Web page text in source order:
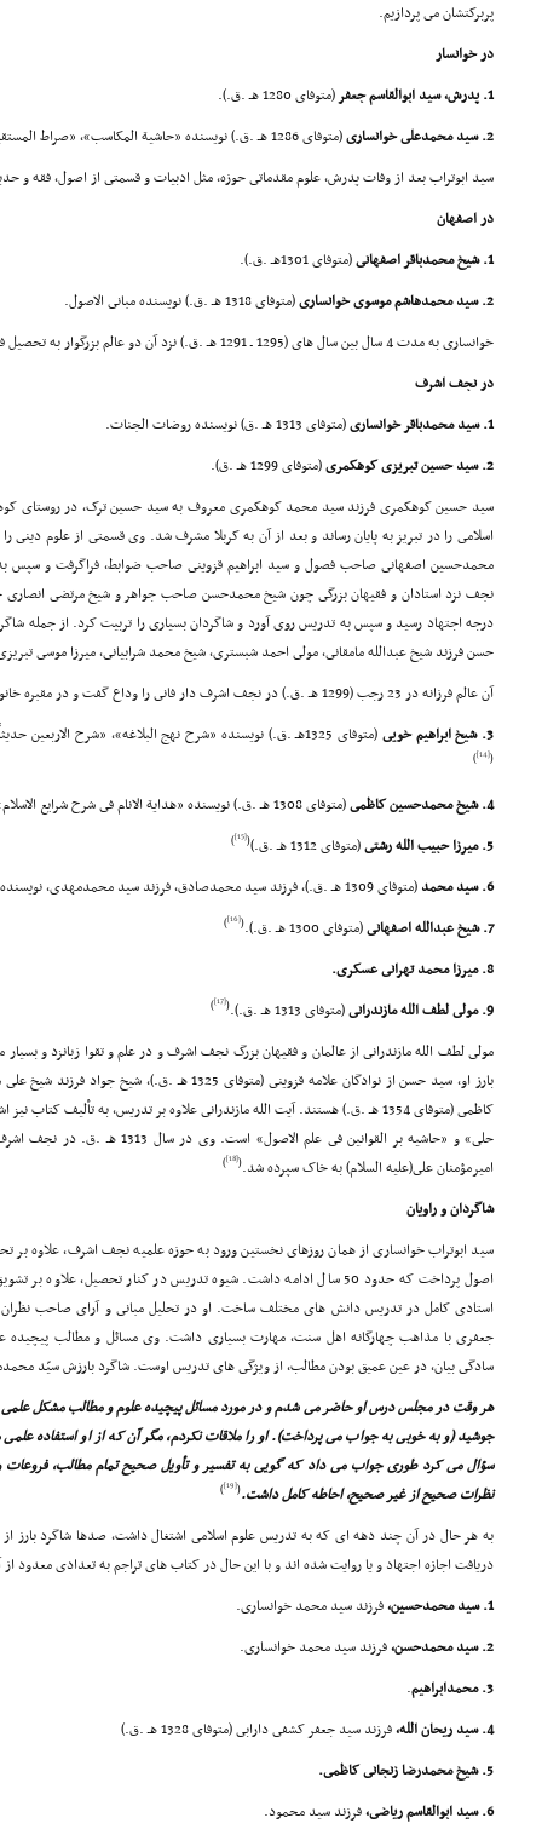
پربرکتشان مى پردازیم.
در خوانسار
1. پدرش، سید ابوالقاسم جعفر
(متوفاى 1280 هـ .ق.).
2. سید محمدعلى خوانسارى
(متوفاى 1286 هـ .ق.) نویسنده «حاشیة المکاسب»، «صراط المستقیم فى اصول الفقه و اصول آل ابراهیم».
سید ابوتراب بعد از وفات پدرش، علوم مقدماتى حوزه، مثل ادبیات و قسمتى از اصول، فقه و
در اصفهان
1. شیخ محمدباقر اصفهانى
(متوفاى 1301هـ .ق.).
2. سید محمدهاشم موسوى خوانسارى
(متوفاى 1318 هـ .ق.) نویسنده مبانى الاصول.
خوانسارى به مدت 4 سال بین سال هاى (1295 ـ 1291 هـ .ق.) نزد آن دو عالم بزرگوار به تحصیل فقه و اصول پرداخت.
در نجف اشرف
1. سید محمدباقر خوانسارى
(متوفاى 1313 هـ .ق) نویسنده روضات الجنات.
2. سید حسین تبریزى کوهکمرى
(متوفاى 1299 هـ .ق).
سید حسین کوهکمرى فرزند سید محمد کوهکمرى معروف به سید حسین ترک، در روستاى
اسلامى را در تبریز به پایان رساند و بعد از آن به کربلا مشرف شد. وى قسمتى از علوم دینى
محمدحسین اصفهانى صاحب فصول و سید ابراهیم قزوینى صاحب ضوابط، فراگرفت و
نجف نزد استادان و فقیهان بزرگى چون شیخ محمدحسن صاحب جواهر و شیخ مرتضى
درجه اجتهاد رسید و سپس به تدریس روى آورد و شاگردان بسیارى را تربیت کرد. از جمله
حسن فرزند شیخ عبدالله مامقانى، مولى احمد شبسترى، شیخ محمد شرابیانى، میرزا موسى
آن عالم فرزانه در 23 رجب (1299 هـ .ق.) در نجف اشرف دار فانى را وداع گفت و در مقبره خانوادگى خود، به خاک سپرده شد.
3. شیخ ابراهیم خویى
(متوفاى 1325هـ .ق.) نویسنده «شرح نهج البلاغه»، «شرح الاربعین حدیثاً»، «ملخص المقال فى تحقیق الاحوال الرجال».
(
[14]
)
4. شیخ محمدحسین کاظمى
(متوفاى 1308 هـ .ق.) نویسنده «هدایة الانام فى شرح شرایع الاسلام».
5. میرزا حبیب الله رشتى
(متوفاى 1312 هـ .ق.) (
[15]
)
6. سید محمد
(متوفاى 1309 هـ .ق.)، فرزند سید محمدصادق، فرزند سید محمدمهدى، نویسنده رساله «عدیمة النظیر فى احوال ابى بصیر».
7. شیخ عبدالله اصفهانى
(متوفاى 1300 هـ .ق.). (
[16]
)
8. میرزا محمد تهرانى عسکرى.
9. مولى لطف الله مازندرانى
(متوفاى 1313 هـ .ق.). (
[17]
)
مولى لطف الله مازندرانى از عالمان و فقیهان بزرگ نجف اشرف و در علم و تقوا زبانزد و
کاظمى (متوفاى 1354 هـ .ق.) هستند. آیت الله مازندرانى علاوه بر تدریس، به تألیف
حلى» و «حاشیه بر القوانین فى علم
امیرمؤمنان على(علیه السلام) به خاک سپرده شد.(
[18]
)
شاگردان و راویان
سید ابوتراب خوانسارى از همان روزهاى نخستین ورود به حوزه علمیه نجف اشرف، علاوه بر
اصول پرداخت که حدود 50 سال ادامه داشت. شیوه تدریس در کنار تحصیل،
استادى کامل در تدریس دانش هاى مختلف ساخت. او در تحلیل مبانى و آراى صاحب نظران
جعفرى با مذاهب چهارگانه اهل سنت، مهارت بسیارى داشت. وى مسائل و مطالب پیچیده
سادگى بیان، در عین عمیق بودن مطالب، از ویژگى هاى تدریس اوست. شاگرد بارزش سیّد
هر وقت در مجلس درس او حاضر مى شدم و در مورد مسائل پیچیده علوم و مطالب مشکل
جوشید (و به خوبى به جواب مى پرداخت). او را ملاقات نکردم، مگر آن که از او استفاده
سؤال مى کرد طورى جواب مى داد که گویى به تفسیر و تأویل صحیح تمام مطالب، فروعات
نظرات صحیح از غیر صحیح، احاطه کامل داشت.(
[19]
)
به هر حال در آن چند دهه اى که به تدریس علوم اسلامى اشتغال داشت، صدها شاگرد بارز از
دریافت اجازه اجتهاد و یا روایت شده اند و با این حال در کتاب هاى تراجم به تعدادى معدود
1. سید محمدحسین،
فرزند سید محمد خوانسارى.
2. سید محمدحسن،
فرزند سید محمد خوانسارى.
3. محمدابراهیم
.
4. سید ریحان الله،
فرزند سید جعفر کشفى دارابى (متوفاى 1328 هـ .ق.)
5. شیخ محمدرضا زنجانى کاظمى.
6. سید ابوالقاسم ریاضى،
فرزند سید محمود.